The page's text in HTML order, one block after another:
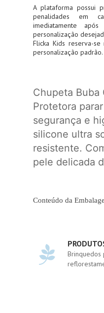
A plataforma possui
penalidades em
imediatamente
personalização
Flicka Kids reserva-
personalização padrão.
Chupeta Buba
Protetora
segurança e
silicone ultra
resistente.
pele delicada
Conteúdo da
01
Brinquedos